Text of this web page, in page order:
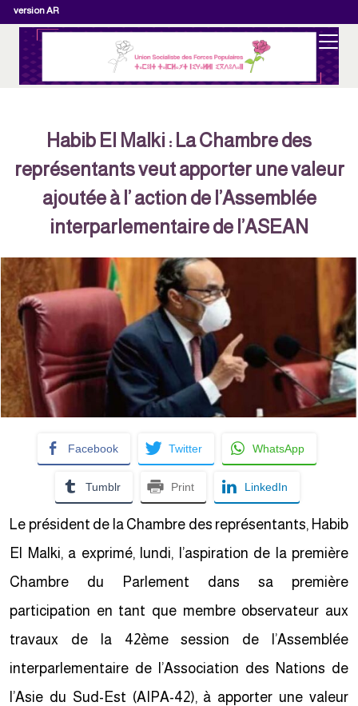
version AR
Habib El Malki : La Chambre des
représentants veut apporter une valeur
ajoutée à l’ action de l’Assemblée
interparlementaire de l’ASEAN
Facebook Twitter WhatsApp
Tumblr Print LinkedIn
Le président de la Chambre des représentants, Habib
El Malki, a exprimé, lundi, l’aspiration de la première
Chambre du Parlement dans sa première
participation en tant que membre observateur aux
travaux de la 42ème session de l’Assemblée
interparlementaire de l’Association des Nations de
l’Asie du Sud-Est (AIPA-42), à apporter une valeur